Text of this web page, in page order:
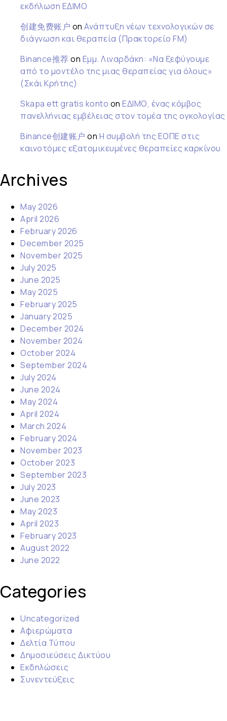
εκδήλωση ΕΔΙΜΟ
创建免费账户 on Ανάπτυξη νέων τεχνολογικών σε
διάγνωση και θεραπεία (Πρακτορείο FM)
Binance推荐on Εμμ. Λιναρδάκη: «Να ξεφύγουμε
από το μοντέλο της μιας θεραπείας για όλους»
(Σκάι Κρήτης)
Skapa ett gratis konto on ΕΔΙΜΟ, ένας κόμβος
πανελλήνιας εμβέλειας στον τομέα της ογκολογίας
Binance创建账户 on Η συμβολή της ΕΟΠΕ στις
καινοτόμες εξατομικευμένες θεραπείες καρκίνου
Archives
May 2026
April 2026
February 2026
December 2025
November 2025
July 2025
June 2025
May 2025
February 2025
January 2025
December 2024
November 2024
October 2024
September 2024
July 2024
June 2024
May 2024
April 2024
March 2024
February 2024
November 2023
October 2023
September 2023
July 2023
June 2023
May 2023
April 2023
February 2023
August 2022
June 2022
Categories
Uncategorized
Αφιερώματα
Δελτία Τύπου
Δημοσιεύσεις Δικτύου
Εκδηλώσεις
Συνεντεύξεις